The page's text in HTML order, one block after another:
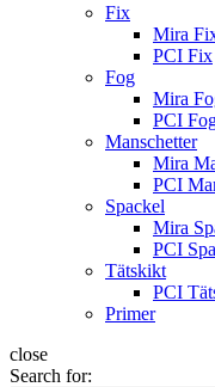
Fix
Mira
PCI Fix
Fog
Mira
PCI
Manschetter
Mira
PCI
Spackel
Mira
PCI
Tätskikt
PCI
Primer
close
Search for: